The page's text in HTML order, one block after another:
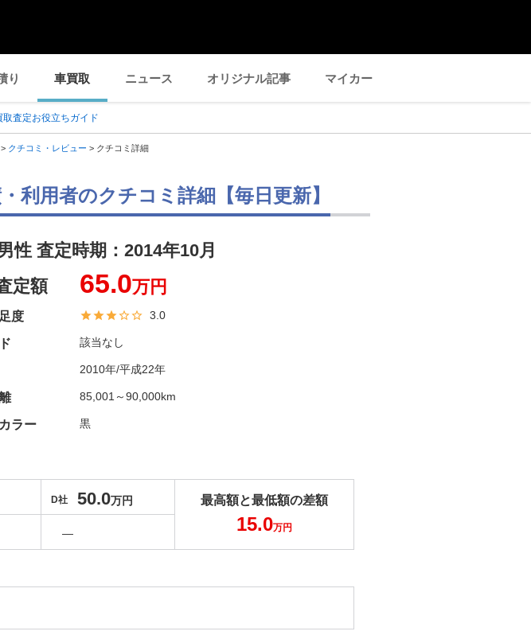
り 車買取 ニュース オリジナル記事 マイカー
取査定お役立ちガイド
> クチコミ・レビュー > クチコミ詳細
利用者のクチコミ詳細【毎日更新】
性 査定時期： 2014年10月
定額
65.0万円
度 3.0
該当なし
2010年/平成22年
85,001～90,000km
ラー 黒
D社 50.0万円
―
最高額と最低額の差額
15.0万円